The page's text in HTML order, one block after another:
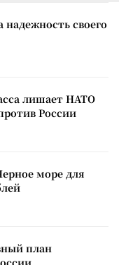
надежность своего
лишает НАТО
России
море для
план